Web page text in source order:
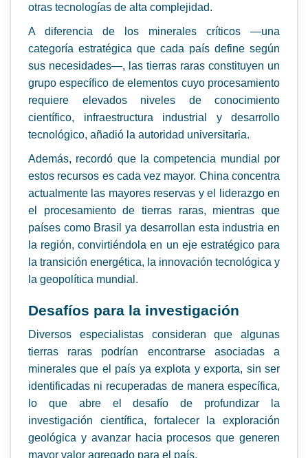
otras tecnologías de alta complejidad.
A diferencia de los minerales críticos —una
categoría estratégica que cada país define según
sus necesidades—, las tierras raras constituyen un
grupo específico de elementos cuyo procesamiento
requiere elevados niveles de conocimiento
científico, infraestructura industrial y desarrollo
tecnológico, añadió la autoridad universitaria.
Además, recordó que la competencia mundial por
estos recursos es cada vez mayor. China concentra
actualmente las mayores reservas y el liderazgo en
el procesamiento de tierras raras, mientras que
países como Brasil ya desarrollan esta industria en
la región, convirtiéndola en un eje estratégico para
la transición energética, la innovación tecnológica y
la geopolítica mundial.
Desafíos para la investigación
Diversos especialistas consideran que algunas
tierras raras podrían encontrarse asociadas a
minerales que el país ya explota y exporta, sin ser
identificadas ni recuperadas de manera específica,
lo que abre el desafío de profundizar la
investigación científica, fortalecer la exploración
geológica y avanzar hacia procesos que generen
mayor valor agregado para el país.